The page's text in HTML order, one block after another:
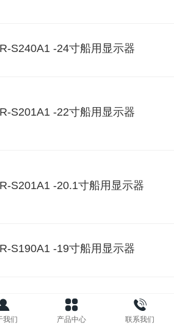
S240A1 -24寸船用显示器
S201A1 -22寸船用显示器
S201A1 -20.1寸船用显示器
S190A1 -19寸船用显示器
S185A1 -18.5寸船用显示器
我们 产品中心 联系我们